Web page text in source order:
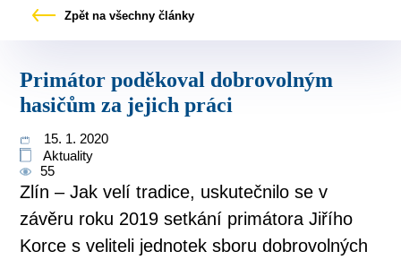
vyřídit Potřebuji zaplatit
Zpět na všechny články
Primátor poděkoval dobrovolným
hasičům za jejich práci
15. 1. 2020
Aktuality
55
Zlín – Jak velí tradice, uskutečnilo se v
závěru roku 2019 setkání primátora Jiřího
Korce s veliteli jednotek sboru dobrovolných